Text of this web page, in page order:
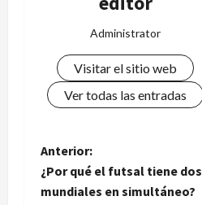
Administrator
Visitar el sitio web
Ver todas las entradas
N
a
Anterior:
¿Por qué el futsal tiene dos
mundiales en simultáneo?